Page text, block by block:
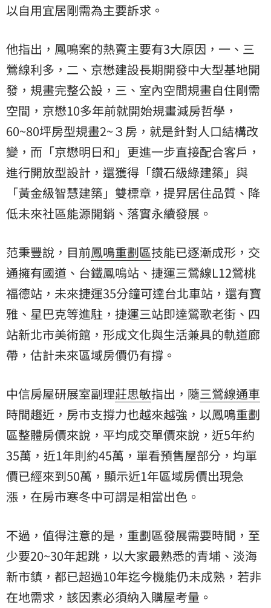
以自用宜居剛需為主要訴求。
他指出，鳳鳴案的熱賣主要有3大原因，一、三
鶯線利多，二、京懋建設長期開發中大型基地開
發，規畫完整公設，三、室內空間規畫自住剛需
空間，京懋10多年前就開始規畫減房哲學，
60~80坪房型規畫2~３房，就是針對人口結構改
變，而「京懋明日和」更進一步直接配合客戶，
進行開放型設計，還獲得「鑽石級綠建築」與
「黃金級智慧建築」雙標章，提昇居住品質、降
低未來社區能源開銷、落實永續發展。
范秉豐說，目前鳳鳴重劃區技能已逐漸成形，交
通擁有國道、台鐵鳳鳴站、捷運三鶯線L12鶯桃
福德站，未來捷運35分鐘可達台北車站，還有寶
雅、星巴克等進駐，捷運三站即達鶯歌老街、四
站新北市美術館，形成文化與生活兼具的軌道廊
帶，估計未來區域房價仍有撐。
中信房屋研展室副理莊思敏指出，隨三鶯線通車
時間趨近，房市支撐力也越來越強，以鳳鳴重劃
區整體房價來說，平均成交單價來說，近5年約
35萬，近1年則約45萬，單看預售屋部分，均單
價已經來到50萬，顯示近1年區域房價出現急
漲，在房市寒冬中可謂是相當出色。
不過，值得注意的是，重劃區發展需要時間，至
少要20~30年起跳，以大家最熟悉的青埔、淡海
新市鎮，都已超過10年迄今機能仍未成熟，若非
在地需求，該因素必須納入購屋考量。